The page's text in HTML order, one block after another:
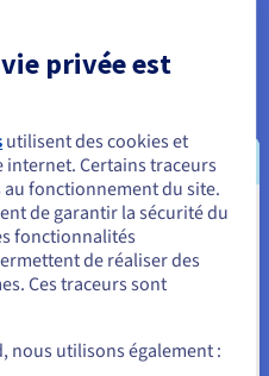
la livraison des
de sécurité tardives.
et l'intégration dans les
sorties plus rapides et
la sécurité.
les équipes DevSecOps
et efficacement. Les
combinés à une
continues, permettent
rapides, minimisant
en États-
le site de votre pays (États-
privée est
utilisent des cookies et
Certains traceurs
fonctionnement du site.
de garantir la sécurité du
fonctionnalités
de réaliser des
Ces traceurs sont
nous utilisons également :